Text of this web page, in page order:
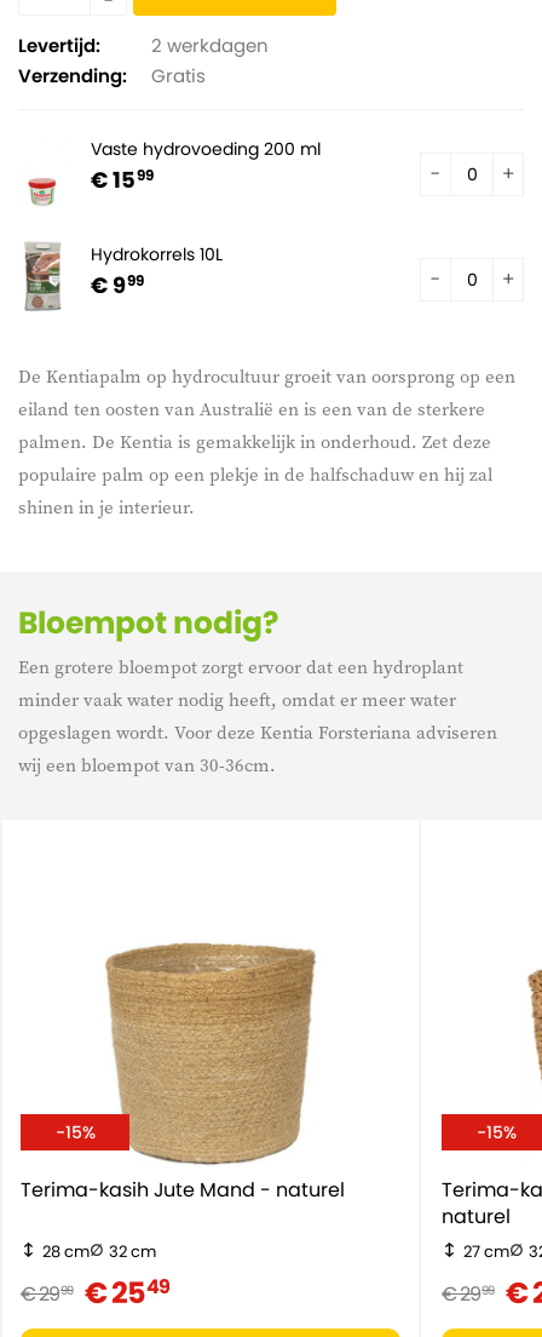
De Kentiapalm op hydrocultuur groeit van oorsprong op een
eiland ten oosten van Australië en is een van de sterkere
palmen. De Kentia is gemakkelijk in onderhoud. Zet deze
populaire palm op een plekje in de halfschaduw en hij zal
shinen in je interieur.
Levertijd:
2 werkdagen
Verzending:
Gratis
Vaste hydrovoeding 200 ml
€ 1599
Hydrokorrels 10L
€ 999
Bloempot nodig?
Een grotere bloempot zorgt ervoor dat een hydroplant
minder vaak water nodig heeft, omdat er meer water
opgeslagen wordt. Voor deze Kentia Forsteriana adviseren
wij een bloempot van 30-36cm.
-15%
Terima-kasih Jute Mand - naturel
28 cm 32 cm
€ 2999 € 2549
-15%
Terima-
naturel
27 cm
€ 2999 €